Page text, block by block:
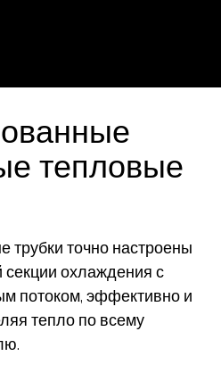
тепловые
трубки точно настроены
охлаждения с
потоком, эффективно и
тепло по всему